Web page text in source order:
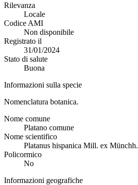
Rilevanza
Locale
Codice AMI
Non disponibile
Registrato il
31/01/2024
Stato di salute
Buona
Informazioni sulla specie
Nomenclatura botanica.
Nome comune
Platano comune
Nome scientifico
Platanus hispanica Mill. ex Münchh.
Policormico
No
Informazioni geografiche